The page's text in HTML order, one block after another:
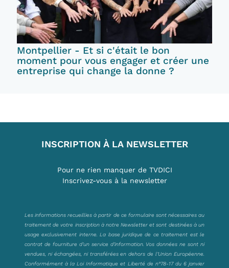
Montpellier - Et si c'était le bon
moment pour vous engager et créer une
entreprise qui change la donne ?
INSCRIPTION À LA NEWSLETTER
Pour ne rien manquer de TVDICI
Inscrivez-vous à la newsletter
Les informations recueillies à partir de ce formulaire sont nécessaires au
traitement de votre inscription à notre Newsletter et sont destinées à un
usage exclusivement interne. La base juridique de ce traitement est le
contrat de fourniture d’un service d’information. Vos données ne sont ni
vendues, ni échangées, ni transférées en dehors de l’Union Européenne.
Conformément à la Loi Informatique et Liberté de n°78-17 du 6 janvier